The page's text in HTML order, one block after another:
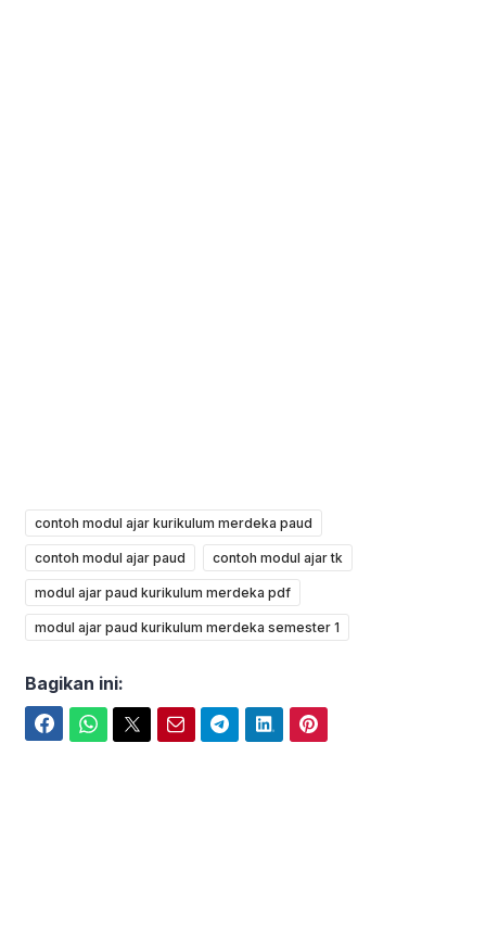
contoh modul ajar kurikulum merdeka paud
contoh modul ajar paud contoh modul ajar tk
modul ajar paud kurikulum merdeka pdf
modul ajar paud kurikulum merdeka semester 1
Bagikan ini: